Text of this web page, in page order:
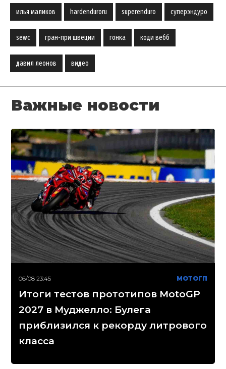
илья маликов hardenduroru superenduro суперэндуро
sewc гран-при швеции гонка коди вебб
давил леонов видео
Важные новости
06/08 23:45 МОТОГП
Итоги тестов прототипов MotoGP
2027 в Муджелло: Булега
приблизился к рекорду литрового
класса